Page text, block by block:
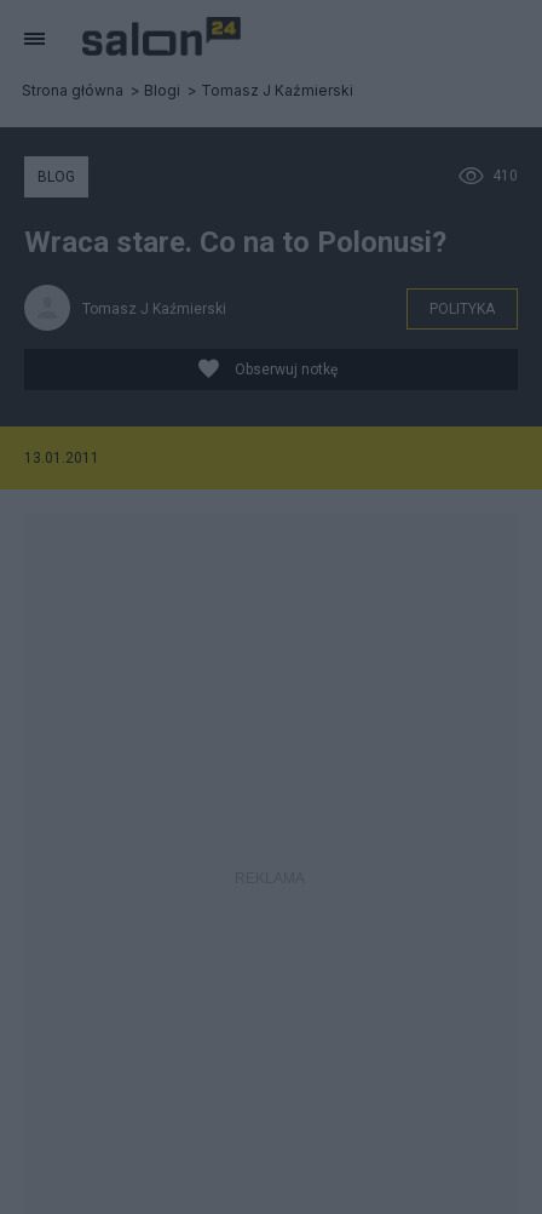
Strona główna Blogi Tomasz J Kaźmierski
410
BLOG
Wraca stare. Co na to Polonusi?
Tomasz J Kaźmierski POLITYKA
Obserwuj notkę
13.01.2011